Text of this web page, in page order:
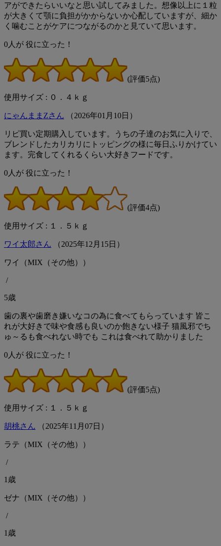
アができたらいいなと思い試してみました。想像以上に１粒
が大きくて顎に負担がかからないか心配していますが、細か
く噛むことがケアにつながるのかと見ていて思います。
0 人が 役に立った！
(評価5点)
使用サイズ : ０．４ｋｇ
にゃんままZさん （2026年01 月 10日）
リピ買い定期購入しています。うちの子達のお気に入りで、
ブレンドしたカリカリにトッピングの様に毎日ふりかけてい
ます。完食してくれるくらい大好きフードです。
0 人が 役に立った！
(評価4点)
使用サイズ : １．５ｋｇ
ワイ太郎さん （2025年12 月 15日）
ワイ（MIX（その他））
/
5歳
歯の裏や歯磨き嫌いなコの為に食べてもらっています 皆こ
れが大好きで味や食感も良いのか飽きない様子 猫風邪でち
ゅ～るも食べれない時でも これは食べれて助かりました
0 人が 役に立った！
(評価5点)
使用サイズ : １．５ｋｇ
胡桃さん （2025年11 月 07日）
ラテ（MIX（その他））
/
1歳
ゼナ（MIX（その他））
/
1歳